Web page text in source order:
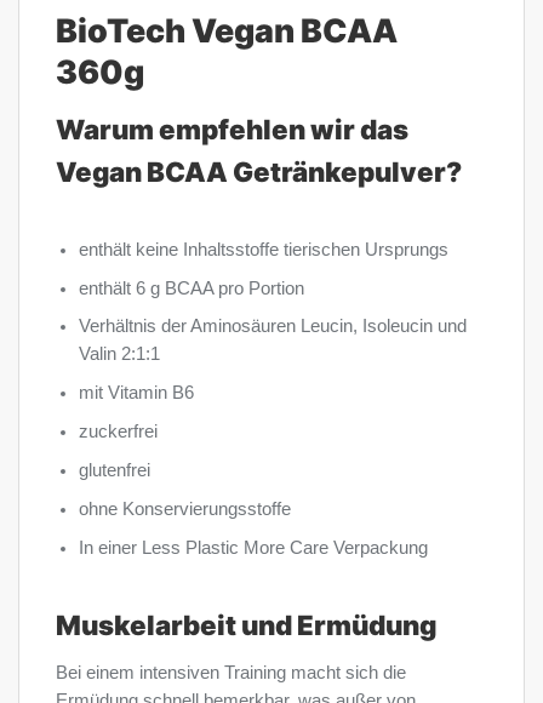
BioTech Vegan BCAA
360g
Warum empfehlen wir das
Vegan BCAA Getränkepulver?
enthält keine Inhaltsstoffe tierischen Ursprungs
enthält 6 g BCAA pro Portion
Verhältnis der Aminosäuren Leucin, Isoleucin und
Valin 2:1:1
mit Vitamin B6
zuckerfrei
glutenfrei
ohne Konservierungsstoffe
In einer Less Plastic More Care Verpackung
Muskelarbeit und Ermüdung
Bei einem intensiven Training macht sich die